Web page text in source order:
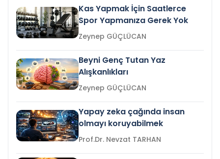
Kas Yapmak İçin Saatlerce
Spor Yapmanıza Gerek Yok
Zeynep GÜÇLÜCAN
Beyni Genç Tutan Yaz
Alışkanlıkları
Zeynep GÜÇLÜCAN
Yapay zeka çağında insan
olmayı koruyabilmek
Prof.Dr. Nevzat TARHAN